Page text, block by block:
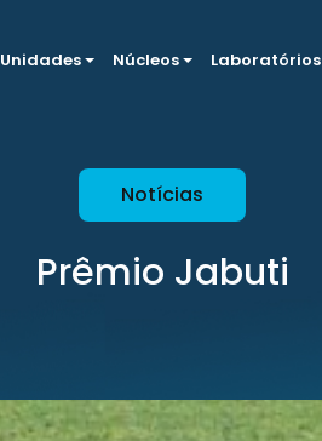
Unidades Núcleos Laboratórios
Notícias
Prêmio Jabuti